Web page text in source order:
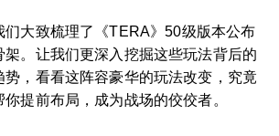
们大致梳理了《TERA》50级版本公布
架。让我们更深入挖掘这些玩法背后的
势，看看这阵容豪华的玩法改变，究竟
提前布局，成为战场的佼佼者。